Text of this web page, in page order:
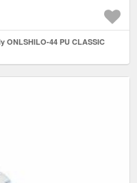
44 PU CLASSIC